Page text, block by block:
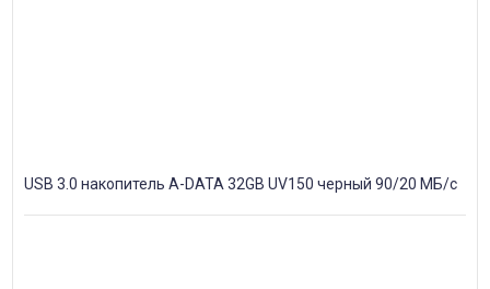
USB 3.0 накопитель A-DATA 32GB UV150 черный 90/20 МБ/с